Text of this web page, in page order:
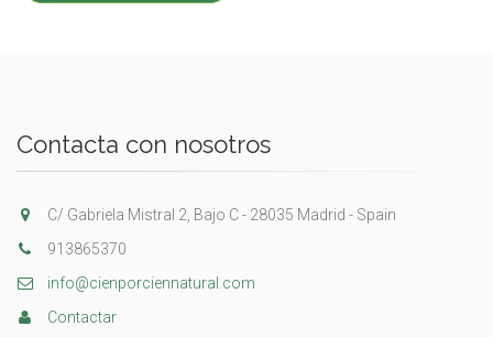
Contacta con nosotros
C/ Gabriela Mistral 2, Bajo C - 28035 Madrid - Spain
913865370
info@cienporciennatural.com
Contactar